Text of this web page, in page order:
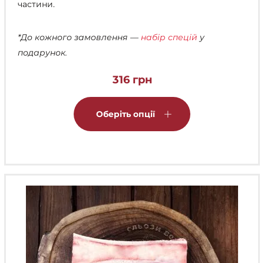
частини.
*До кожного замовлення — набір спецій у
подарунок.
316 грн
Оберіть опції
можна
вибрати
на
сторінці
товару